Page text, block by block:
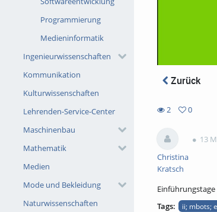
Programmierung
Medieninformatik
Ingenieurwissenschaften
Kommunikation
Kulturwissenschaften
Lehrenden-Service-Center
Maschinenbau
Mathematik
Medien
Mode und Bekleidung
Naturwissenschaften
Zurück
2
views
0
favorites
Christina
Kratsch
13
Tags:
ii; mbots;